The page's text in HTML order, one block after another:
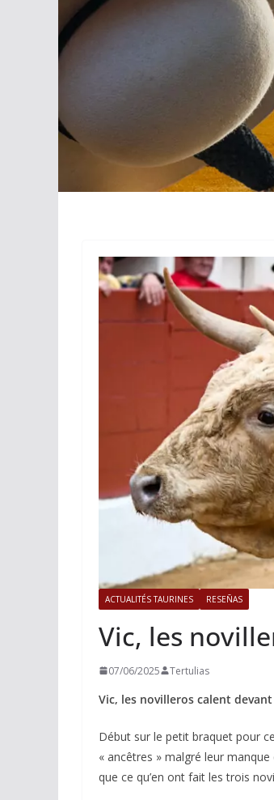
ACTUALITÉS TAURINES RESEÑAS
Vic, les
07/06/2025 Tertulias
Vic, les novilleros calent
Début sur le petit braquet pour
« ancêtres » malgré leur
que ce qu’en ont fait les trois
ACTUALITÉS
Istres,
19/06/